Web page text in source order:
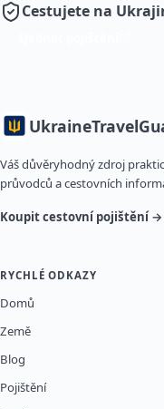
Cestujete na
Ukraine
Váš důvěryhodný zdroj
průvodců a cestovních
Koupit cestovní pojištění →
RYCHLÉ ODKAZY
Domů
Země
Blog
Pojištění